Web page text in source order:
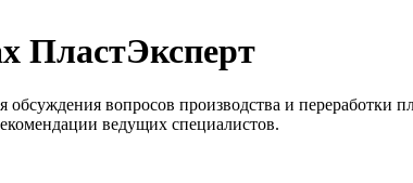
ПластЭксперт
вопросов производства и переработки
ведущих специалистов.